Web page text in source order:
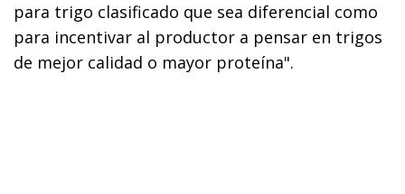
para trigo clasificado que sea diferencial como
para incentivar al productor a pensar en trigos
de mejor calidad o mayor proteína".